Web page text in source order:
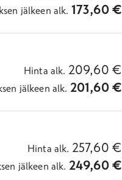
jälkeen alk. 173,60€
Hinta alk. 209,60 €
jälkeen alk. 201,60€
Hinta alk. 257,60 €
jälkeen alk. 249,60€